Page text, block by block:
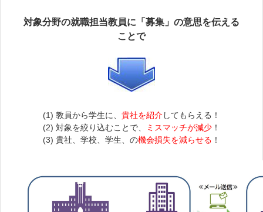
対象分野の就職担当教員に「募集」の意思を伝える
ことで
(1) 教員から学生に、 貴社を紹介してもらえる！
(2) 対象を絞り込むことで、
ミスマッチが減少 ！
(3) 貴社、学校、学生、の機会損失を減らせる ！